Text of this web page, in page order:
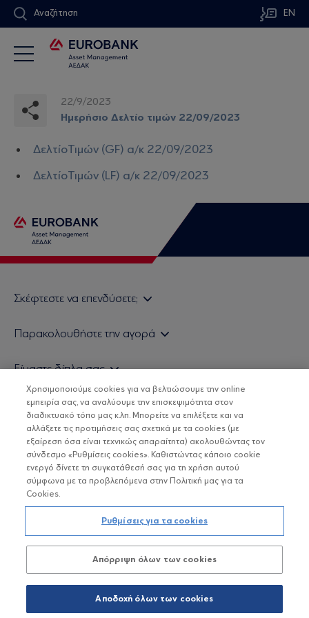
Αναζήτηση EN
22/9/2023
Ημερήσιο Δελτίο τιμών 22/09/2023
ΔελτίοΤιμών (GF) α/κ 22/09/2023
ΔελτίοΤιμών (LF) α/κ 22/09/2023
Σκέφτεστε να επενδύσετε;
Τιμολογιακή Πολιτική
Δείτε τις πολιτικές μας
Βασικές Γνώσεις
Παρακολουθήστε την αγορά
Τα νέα μας
Χρήσιμοι σύνδεσμοι
Είμαστε δίπλα σας
H Eurobank Asset Management ΑΕΔΑΚ
Επενδυτική φιλοσοφία ESG
Πιστοποιημένα στελέχη και συνεργάτες
Αποστολή Βιογραφικών
ΟΙ ΟΣΕΚΑ ΔΕΝ ΕΧΟΥΝ ΕΓΓΥΗΜΕΝΗ ΑΠΟΔΟΣΗ ΚΑΙ ΟΙ
ΠΡΟΗΓΟΥΜΕΝΕΣ ΑΠΟΔΟΣΕΙΣ ΔΕΝ ΔΙΑΣΦΑΛΙΖΟΥΝ ΤΙΣ
ΜΕΛΛΟΝΤΙΚΕΣ
Copyright © Eurobank ΑΕΔΑΚ
Προστασία Προσωπικών Δεδομένων
Όροι χρήσης
Πολιτική cookies
Χρησιμοποιούμε cookies για να βελτιώσουμε την online
εμπειρία σας, να αναλύουμε την επισκεψιμότητα στον
διαδικτυακό τόπο μας κ.λπ. Μπορείτε να επιλέξετε και να
αλλάξετε τις προτιμήσεις σας σχετικά με τα cookies (με
εξαίρεση όσα είναι τεχνικώς απαραίτητα) ακολουθώντας τον
σύνδεσμο «Ρυθμίσεις cookies». Καθιστώντας κάποιο cookie
ενεργό δίνετε τη συγκατάθεσή σας για τη χρήση αυτού
σύμφωνα με τα προβλεπόμενα στην Πολιτική μας για τα
Cookies.
Ρυθμίσεις για τα cookies
Απόρριψη όλων των cookies
Αποδοχή όλων των cookies